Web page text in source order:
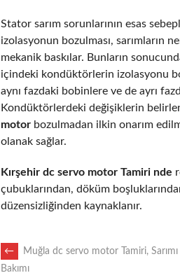
Stator sarım sorunlarının esas
izolasyonun bozulması, sarımların
mekanik baskılar. Bunların
içindeki kondüktörlerin izolasyonu
aynı fazdaki bobinlere ve de ayrı
Kondüktörlerdeki değişiklerin
motor bozulmadan ilkin onarım
olanak sağlar.
Kırşehir dc servo motor Tamiri nde
çubuklarından, döküm
düzensizliğinden kaynaklanır.
POST
←
Muğla dc servo motor Tamiri, Sarımı
Bakımı